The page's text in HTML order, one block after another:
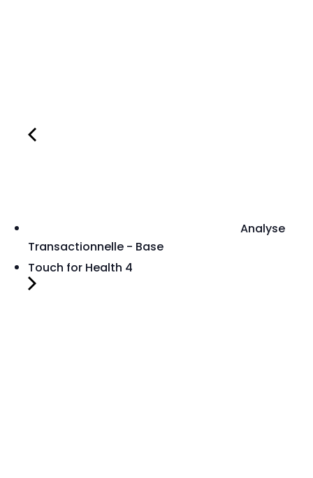
Analyse
Transactionnelle - Base
Touch for Health 4